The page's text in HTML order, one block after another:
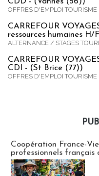
OFFRES D'EMPLOI TOURISME
CARREFOUR
ressources humaines
ALTERNANCE / STAGES
CARREFOUR
CDI - (St Brice (77))
OFFRES D'EMPLOI TOURISME
Coopération France-
professionnels français